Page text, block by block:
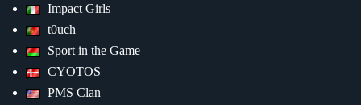
Impact Girls
t0uch
Sport in the Game
CYOTOS
PMS Clan